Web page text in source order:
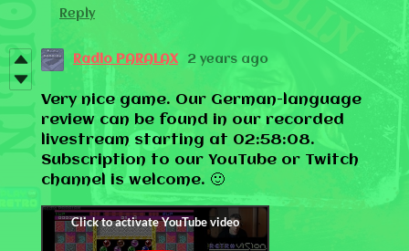
Reply
Radio PARALAX 2 years ago
Very nice game. Our German-language
review can be found in our recorded
livestream starting at 02:58:08.
Subscription to our YouTube or Twitch
channel is welcome. 🙂